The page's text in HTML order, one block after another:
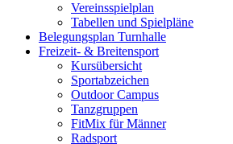
Vereinsspielplan
Tabellen und Spielpläne
Belegungsplan Turnhalle
Freizeit- & Breitensport
Kursübersicht
Sportabzeichen
Outdoor Campus
Tanzgruppen
FitMix für Männer
Radsport